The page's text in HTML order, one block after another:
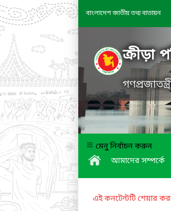
বাংলাদেশ জাতীয় তথ্য বাতায়ন
ক্রীড়া
মেনু নির্বাচন করুন
আমাদের সম্পর্কে
এই কনটেন্টটি শেয়ার